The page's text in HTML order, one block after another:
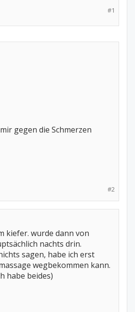
#1
gegen die Schmerzen
#2
kiefer. wurde dann von
nachts drin.
sagen, habe ich erst
wegbekommen kann.
habe beides)